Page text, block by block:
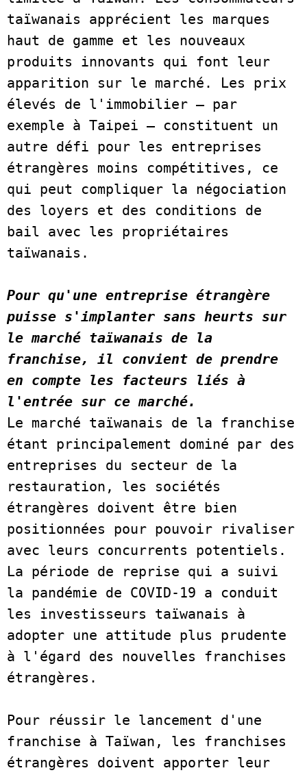
taïwanais apprécient les marques
haut de gamme et les nouveaux
produits innovants qui font leur
apparition sur le marché. Les prix
élevés de l'immobilier – par
exemple à Taipei – constituent un
autre défi pour les entreprises
étrangères moins compétitives, ce
qui peut compliquer la négociation
des loyers et des conditions de
bail avec les propriétaires
taïwanais.
Pour qu'une entreprise étrangère
puisse s'implanter sans heurts sur
le marché taïwanais de la
franchise, il convient de prendre
en compte les facteurs liés à
l'entrée sur ce marché.
Le marché taïwanais de la franchise
étant principalement dominé par des
entreprises du secteur de la
restauration, les sociétés
étrangères doivent être bien
positionnées pour pouvoir rivaliser
avec leurs concurrents potentiels.
La période de reprise qui a suivi
la pandémie de COVID-19 a conduit
les investisseurs taïwanais à
adopter une attitude plus prudente
à l'égard des nouvelles franchises
étrangères.
Pour réussir le lancement d'une
franchise à Taïwan, les franchises
étrangères doivent apporter leur